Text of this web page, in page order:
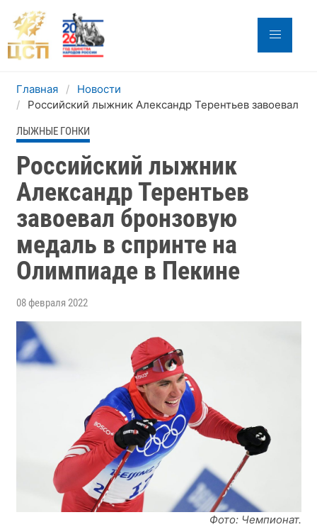
Главная
Новости
Российский лыжник Александр Терентьев завоевал
ЛЫЖНЫЕ ГОНКИ
Российский лыжник
Александр Терентьев
завоевал бронзовую
медаль в спринте на
Олимпиаде в Пекине
08 февраля 2022
Фото: Чемпионат.